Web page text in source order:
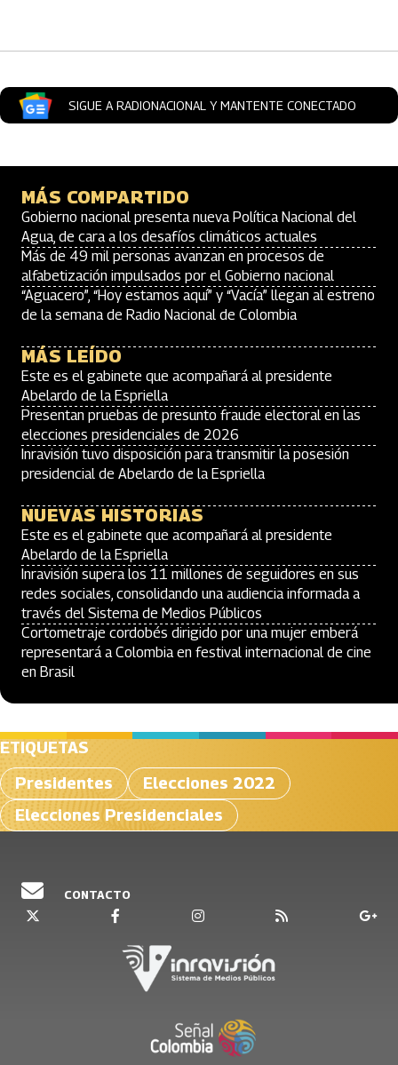
SIGUE A RADIONACIONAL Y MANTENTE CONECTADO
MÁS COMPARTIDO
Gobierno nacional presenta nueva Política Nacional del
Agua, de cara a los desafíos climáticos actuales
Más de 49 mil personas avanzan en procesos de
alfabetización impulsados por el Gobierno nacional
“Aguacero”, “Hoy estamos aquí” y “Vacía” llegan al estreno
de la semana de Radio Nacional de Colombia
MÁS LEÍDO
Este es el gabinete que acompañará al presidente
Abelardo de la Espriella
Presentan pruebas de presunto fraude electoral en las
elecciones presidenciales de 2026
Inravisión tuvo disposición para transmitir la posesión
presidencial de Abelardo de la Espriella
NUEVAS HISTORIAS
Este es el gabinete que acompañará al presidente
Abelardo de la Espriella
Inravisión supera los 11 millones de seguidores en sus
redes sociales, consolidando una audiencia informada a
través del Sistema de Medios Públicos
Cortometraje cordobés dirigido por una mujer emberá
representará a Colombia en festival internacional de cine
en Brasil
ETIQUETAS
Presidentes
Elecciones 2022
Elecciones Presidenciales
CONTACTO